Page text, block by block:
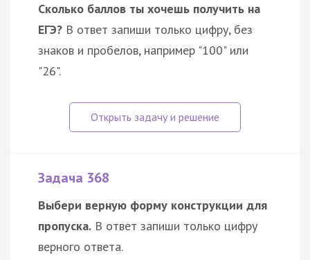
Сколько баллов ты хочешь получить на
ЕГЭ? В ответ запиши только цифру, без
знаков и пробелов, например "100" или
"26".
Задача 368
Выбери верную форму конструкции для
пропуска. В ответ запиши только цифру
верного ответа.